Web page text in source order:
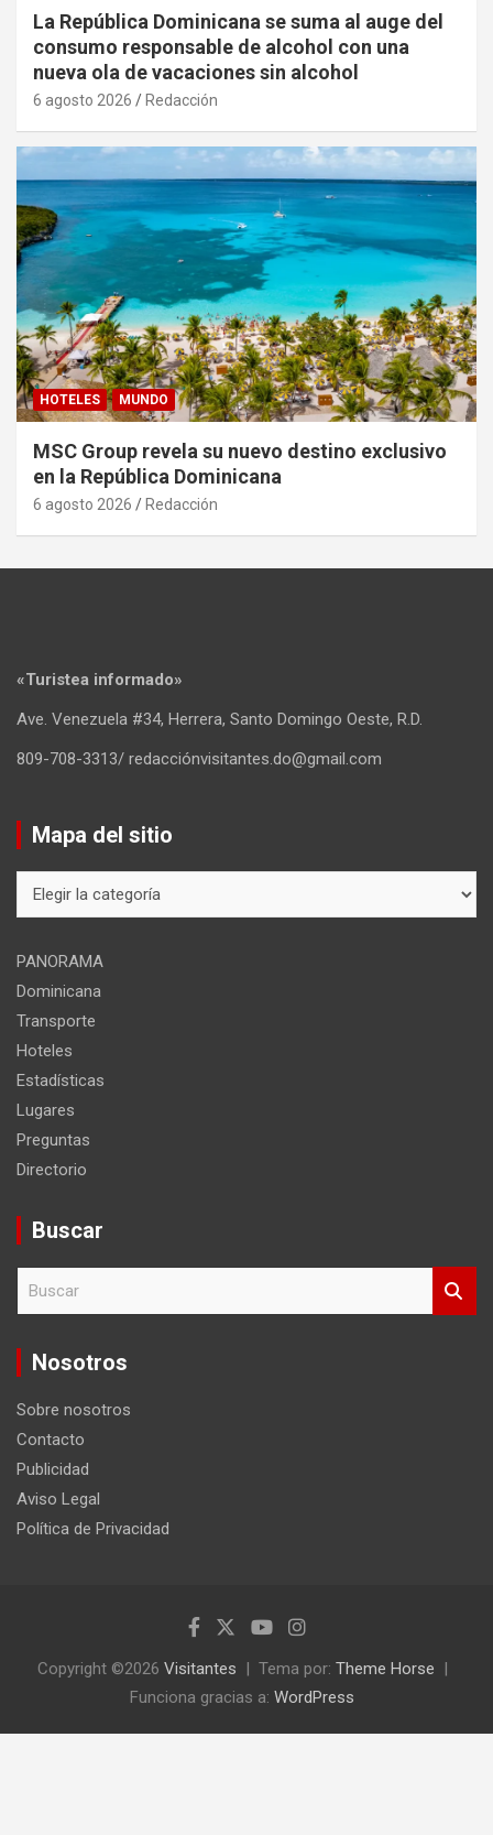
La República Dominicana se suma al auge del
consumo responsable de alcohol con una
nueva ola de vacaciones sin alcohol
6 agosto 2026 Redacción
HOTELES MUNDO
MSC Group revela su nuevo destino exclusivo
en la República Dominicana
6 agosto 2026 Redacción
«Turistea informado»
Ave. Venezuela #34, Herrera, Santo Domingo Oeste, R.D.
809-708-3313/ redacciónvisitantes.do@gmail.com
Mapa del sitio
del
PANORAMA
Dominicana
Transporte
Hoteles
Estadísticas
Lugares
Preguntas
Directorio
Buscar
c
Nosotros
Sobre nosotros
Contacto
Publicidad
Aviso Legal
Política de Privacidad
Copyright ©2026 Visitantes Tema por: Theme Horse
Funciona gracias a: WordPress